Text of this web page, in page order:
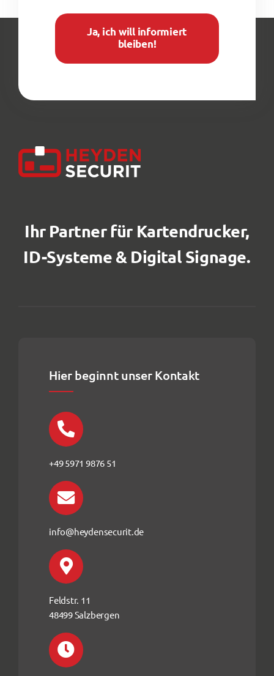
Ja, ich will informiert
bleiben!
Ihr Partner für Kartendrucker,
ID-Systeme & Digital Signage.
Hier beginnt unser Kontakt
+49 5971 9876 51
info@heydensecurit.de
Feldstr. 11
48499 Salzbergen